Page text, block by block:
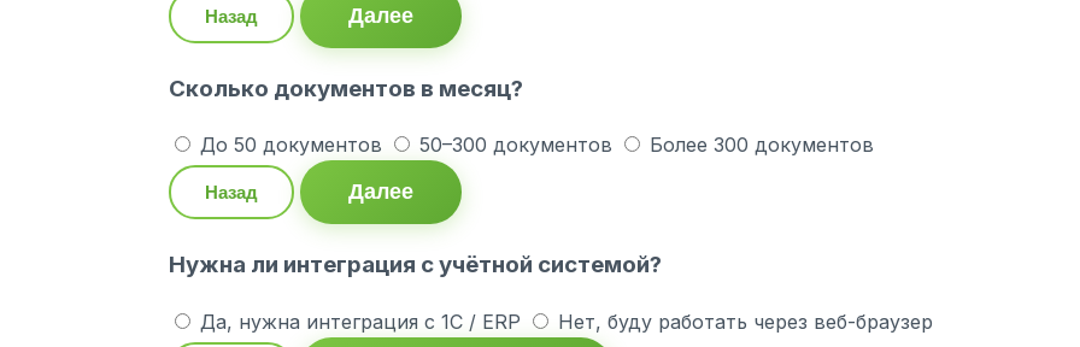
Назад Далее
Сколько документов в месяц?
До 50 документов 50–300 документов Более 300 документов
Назад Далее
Нужна ли интеграция с учётной системой?
Да, нужна интеграция с 1С / ERP Нет, буду работать через веб-браузер